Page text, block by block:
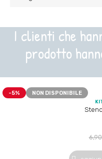
I clienti che
prodotto
-5% NON DISPONIBILE